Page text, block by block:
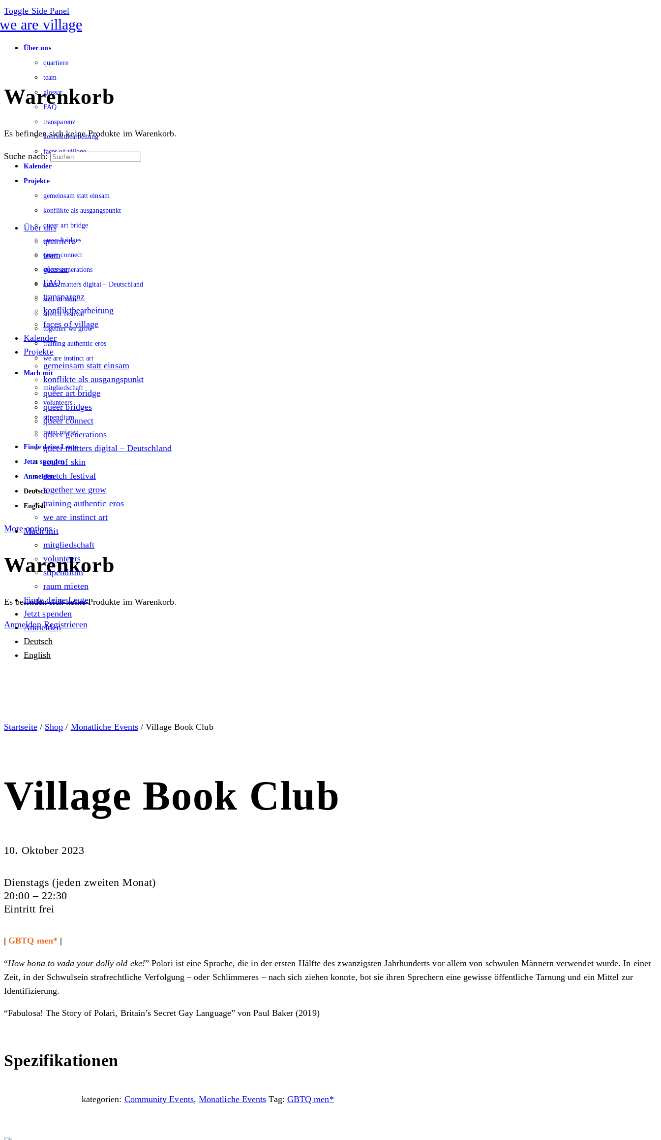
Toggle Side Panel
Über uns
quartiere
team
glossar
FAQ
transparenz
konfliktbearbeitung
faces of village
Kalender
Projekte
gemeinsam statt einsam
konflikte als ausgangspunkt
queer art bridge
queer bridges
queer connect
queer generations
queer matters digital – Deutschland
soul of skin
stretch festival
together we grow
training authentic eros
we are instinct art
Mach mit
mitgliedschaft
volunteers
stipendium
raum mieten
Finde deine Leute
Jetzt spenden
Anmelden
Deutsch
English
More options
Warenkorb
Es befinden sich keine Produkte im Warenkorb.
Anmelden Registrieren
Warenkorb
Es befinden sich keine Produkte im Warenkorb.
Suche nach:
Über uns
quartiere
team
glossar
FAQ
transparenz
konfliktbearbeitung
faces of village
Kalender
Projekte
gemeinsam statt einsam
konflikte als ausgangspunkt
queer art bridge
queer bridges
queer connect
queer generations
queer matters digital – Deutschland
soul of skin
stretch festival
together we grow
training authentic eros
we are instinct art
Mach mit
mitgliedschaft
volunteers
stipendium
raum mieten
Finde deine Leute
Jetzt spenden
Anmelden
Deutsch
English
Startseite/ Shop / Monatliche Events / Village Book Club
Village Book Club
10. Oktober 2023
Dienstags (jeden zweiten Monat)
20:00 – 22:30
Eintritt frei
| GBTQ men* |
“How bona to vada your dolly old eke!” Polari ist eine Sprache, die in der ersten Hälfte des zwanzigsten Jahrhunderts vor allem von schwulen Männern verwendet wurde. In einer
Zeit, in der Schwulsein strafrechtliche Verfolgung – oder Schlimmeres – nach sich ziehen konnte, bot sie ihren Sprechern eine gewisse öffentliche Tarnung und ein Mittel zur
Identifizierung.
“Fabulosa! The Story of Polari, Britain’s Secret Gay Language” von Paul Baker (2019)
Spezifikationen
kategorien: Community Events, Monatliche Events Tag: GBTQ men*